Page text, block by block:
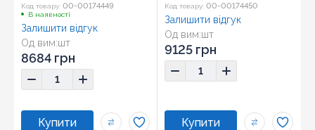
Код товару: 00-00174449
В наявності
Од вим:шт
Залишити відгук
8684 грн
Код товару: 00-00174450
Од вим:шт
Залишити відгук
9125 грн